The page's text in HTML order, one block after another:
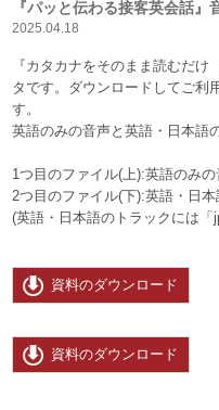
『パッと伝わる接客英会話』
2025.04.18
『カタカナをそのまま読むだ
タです。ダウンロードしてご利
す。
英語のみの音声と英語・日本語
1つ目のファイル(上):英語のみの
2つ目のファイル(下):英語・日
(英語・日本語のトラックには「
資料のダウンロード
資料のダウンロード